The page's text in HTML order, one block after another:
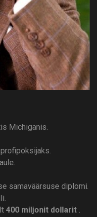
Michiganis.
samaväärsuse diplomi.
400 miljonit dollarit